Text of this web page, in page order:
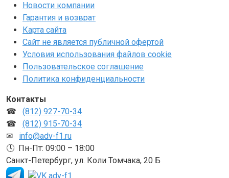
Новости компании
Гарантия и возврат
Карта сайта
Сайт не является публичной офертой
Условия использования файлов cookie
Пользовательское соглашение
Политика конфиденциальности
Контакты
☎ (812) 927-70-34
☎ (812) 915-70-34
✉ info@adv-f1.ru
🕓 Пн-Пт: 09:00 – 18:00
Санкт-Петербург, ул. Коли Томчака, 20 Б